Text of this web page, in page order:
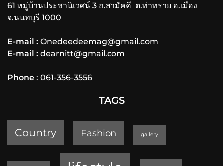
61 หมู่บ้านประชานิเวศน์ 3 ถ.สามัคคี ต.ท่าทราย อ.เมือง
จ.นนทบุรี 1000
E-mail : Onedeedeemag@gmail.com
E-mail : dearnitt@gmail.com
Phone : 061-356-3556
TAGS
Country Fashion gallery